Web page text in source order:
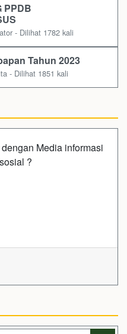
PPDB
- Dilihat 1782 kali
Tahun 2023
- Dilihat 1851 kali
Media informasi
?